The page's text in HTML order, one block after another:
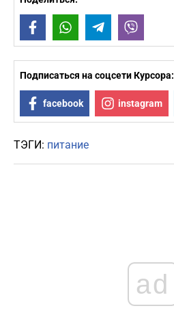
FacebookWhatsAppTelegram
Подписаться на соцсети Курсора:
facebook instagram
ТЭГИ: питание
ad